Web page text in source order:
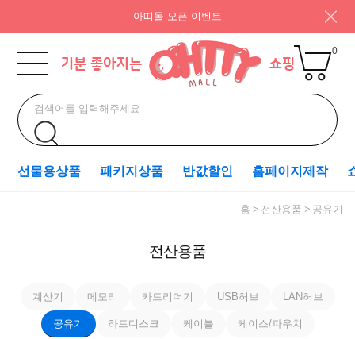
아띠몰 오픈 이벤트
0
선물용상품 패키지상품 반값할인 홈페이지제작
홈 전산용품 공유기
전산용품
계산기 메모리 카드리더기 USB허브 LAN허브
공유기 하드디스크 케이블 케이스/파우치